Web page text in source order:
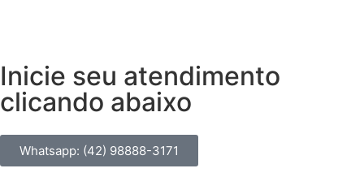
Inicie seu atendimento
clicando abaixo
Whatsapp: (42) 98888-3171